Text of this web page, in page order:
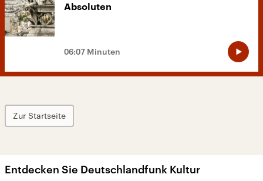
Absoluten
06:07 Minuten
Zur Startseite
Entdecken Sie Deutschlandfunk Kultur